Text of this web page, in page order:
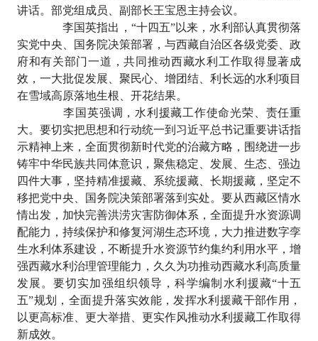
讲话。部党组成员、副部长王宝恩主持会议。
李国英指出， “十四五”以来，水利部认真贯彻落
实党中央、国务院决策部署，与西藏自治区各级党委、政
府和有关部门一道，共同推动西藏水利工作取得显著成
效，一大批促发展、聚民心、增团结、利长远的水利项目
在雪域高原落地生根、开花结果。
李国英强调，水利援藏工作使命光荣、责任重
大。要切实把思想和行动统一到习近平总书记重要讲话指
示精神上来，全面贯彻新时代党的治藏方略，围绕进一步
铸牢中华民族共同体意识，聚焦稳定、发展、生态、强边
四件大事，坚持精准援藏、系统援藏、长期援藏，坚定不
移把党中央、国务院决策部署落到实处。要从西藏区情水
情出发，加快完善洪涝灾害防御体系，全面提升水资源调
配能力，持续保护和修复河湖生态环境，大力推进数字孪
生水利体系建设，不断提升水资源节约集约利用水平，增
强西藏水利治理管理能力，久久为功推动西藏水利高质量
发展。要切实加强组织领导，科学编制水利援藏“十五
五”规划，全面提升落实效能，发挥水利援藏干部作用，
以更高标准、更大举措、更实作风推动水利援藏工作取得
新成效。